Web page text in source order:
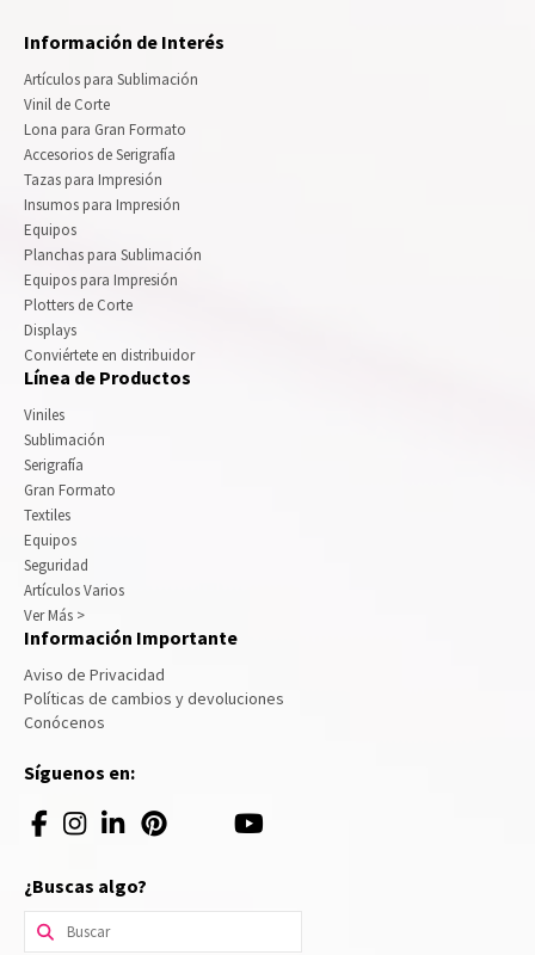
Información de Interés
Artículos para Sublimación
Vinil de Corte
Lona para Gran Formato
Accesorios de Serigrafía
Tazas para Impresión
Insumos para Impresión
Equipos
Planchas para Sublimación
Equipos para Impresión
Plotters de Corte
Displays
Conviértete en distribuidor
Línea de Productos
Viniles
Sublimación
Serigrafía
Gran Formato
Textiles
Equipos
Seguridad
Artículos Varios
Ver Más >
Información Importante
Aviso de Privacidad
Políticas de cambios y devoluciones
Conócenos
Síguenos en:
¿Buscas algo?
Buscar
por: